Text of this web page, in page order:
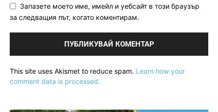
Запазете моето име, имейл и уебсайт в този браузър
за следващия път, когато коментирам.
This site uses Akismet to reduce spam. Learn how your
comment data is processed.